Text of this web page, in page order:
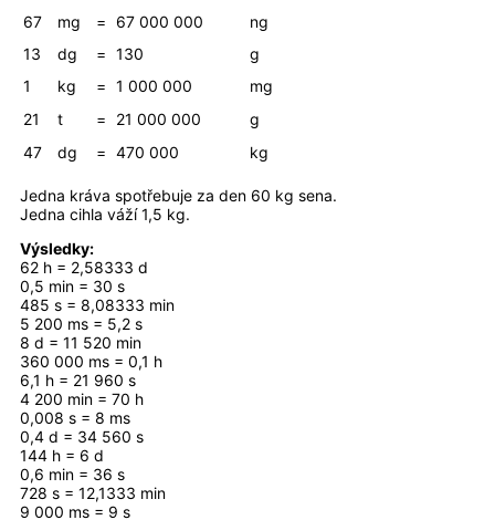
67
mg = 67 000 000
ng
13
dg = 130
g
1
kg = 1 000 000
mg
21
t = 21 000 000
g
47
dg = 470 000 kg
Jedna kráva spotřebuje za den 60 kg sena.
Jedna cihla váží 1,5 kg.
Výsledky:
62 h = 2,58333 d
0,5 min = 30 s
485 s = 8,08333 min
5 200 ms = 5,2 s
8 d = 11 520 min
360 000 ms = 0,1 h
6,1 h = 21 960 s
4 200 min = 70 h
0,008 s = 8 ms
0,4 d = 34 560 s
144 h = 6 d
0,6 min = 36 s
728 s = 12,1333 min
9 000 ms = 9 s